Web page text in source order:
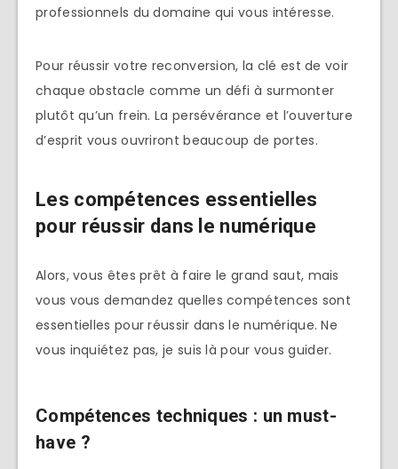
professionnels du domaine qui vous intéresse.
Pour réussir votre reconversion, la clé est de voir
chaque obstacle comme un défi à surmonter
plutôt qu’un frein. La persévérance et l’ouverture
d’esprit vous ouvriront beaucoup de portes.
Les compétences essentielles
pour réussir dans le numérique
Alors, vous êtes prêt à faire le grand saut, mais
vous vous demandez quelles compétences sont
essentielles pour réussir dans le numérique. Ne
vous inquiétez pas, je suis là pour vous guider.
Compétences techniques : un must-
have ?